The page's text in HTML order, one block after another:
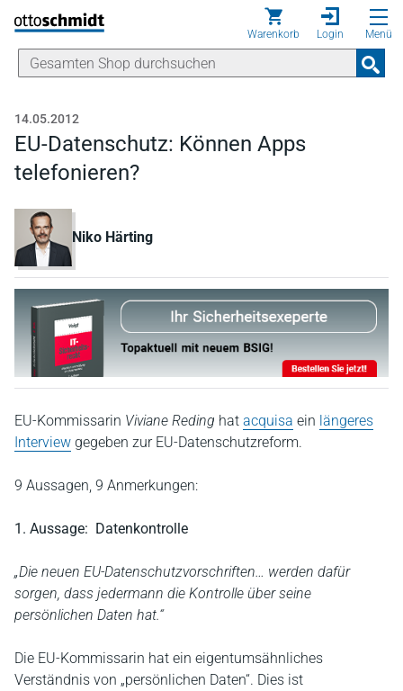
Direkt zum Inhalt
Warenkorb Login Menü
14.05.2012
EU-Datenschutz: Können Apps
telefonieren?
Niko Härting
EU-Kommissarin Viviane Reding hat acquisa ein längeres
Interview gegeben zur EU-Datenschutzreform.
9 Aussagen, 9 Anmerkungen:
1. Aussage: Datenkontrolle
„Die neuen EU-Datenschutzvorschriften… werden dafür
sorgen, dass jedermann die Kontrolle über seine
persönlichen Daten hat.“
Die EU-Kommissarin hat ein eigentumsähnliches
Verständnis von „persönlichen Daten“. Dies ist